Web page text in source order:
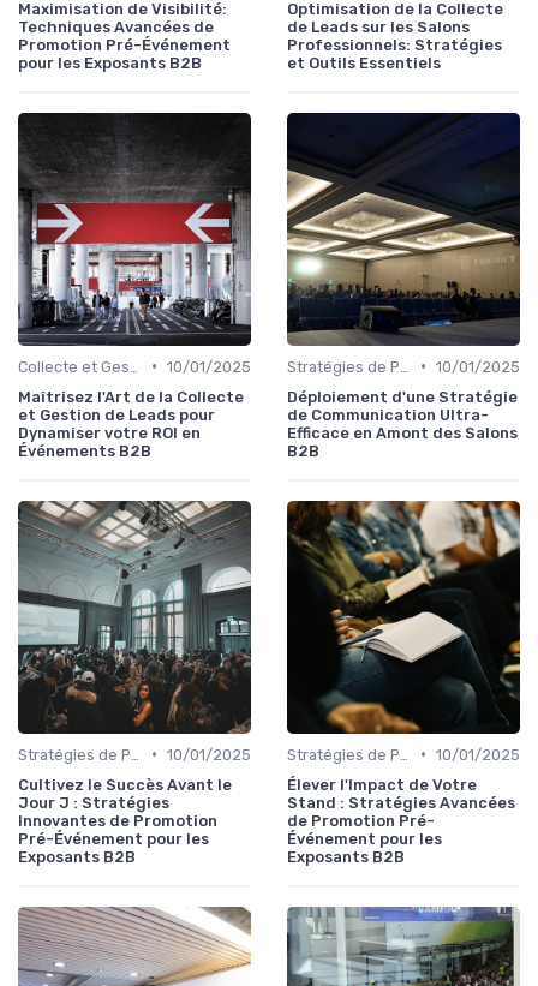
Maximisation de Visibilité:
Techniques Avancées de
Promotion Pré-Événement
pour les Exposants B2B
Optimisation de la Collecte
de Leads sur les Salons
Professionnels: Stratégies
et Outils Essentiels
• 10/01/2025
Maîtrisez l'Art de la Collecte
et Gestion de Leads pour
Dynamiser votre ROI en
Événements B2B
• 10/01/2025
Déploiement d'une Stratégie
de Communication Ultra-
Efficace en Amont des Salons
B2B
• 10/01/2025
Cultivez le Succès Avant le
Jour J : Stratégies
Innovantes de Promotion
Pré-Événement pour les
Exposants B2B
• 10/01/2025
Élever l'Impact de Votre
Stand : Stratégies Avancées
de Promotion Pré-
Événement pour les
Exposants B2B